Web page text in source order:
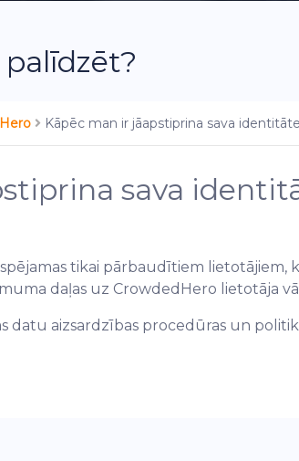
Kāpēc man ir jāapstiprina sava
sava
tikai pārbaudītiem lietotājiem,
daļas uz CrowdedHero lietotāja
datu aizsardzības procedūras un